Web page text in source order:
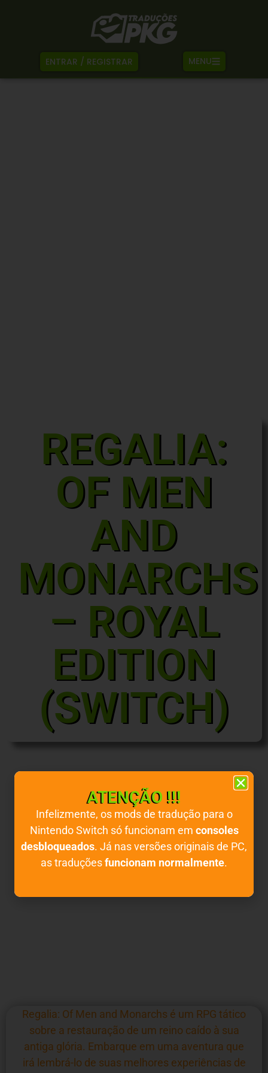
ENTRAR / REGISTRAR MENU
REGALIA:
OF MEN
AND
MONARCHS
– ROYAL
EDITION
(SWITCH)
Regalia: Of Men and Monarchs é um RPG tático
sobre a restauração de um reino caído à sua
antiga glória. Embarque em uma aventura que
irá lembrá-lo de suas melhores experiências de
ATENÇÃO !!!
Infelizmente, os mods de tradução para o
Nintendo Switch só funcionam em consoles
desbloqueados. Já nas versões originais de PC,
as traduçõesfuncionam normalmente.